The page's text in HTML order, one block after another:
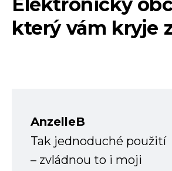
který vám kryje
AnzelleB
Tak jednoduché použití
– zvládnou to i moji